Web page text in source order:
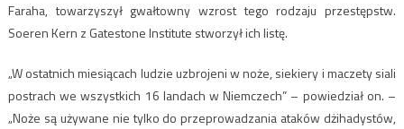
Faraha, towarzyszył gwałtowny wzrost tego rodzaju przestępstw.
Soeren Kern z Gatestone Institute stworzył ich listę.
„W ostatnich miesiącach ludzie uzbrojeni w noże, siekiery i maczety siali
postrach we wszystkich 16 landach w Niemczech” – powiedział on. –
„Noże są używane nie tylko do przeprowadzania ataków dżihadystów,